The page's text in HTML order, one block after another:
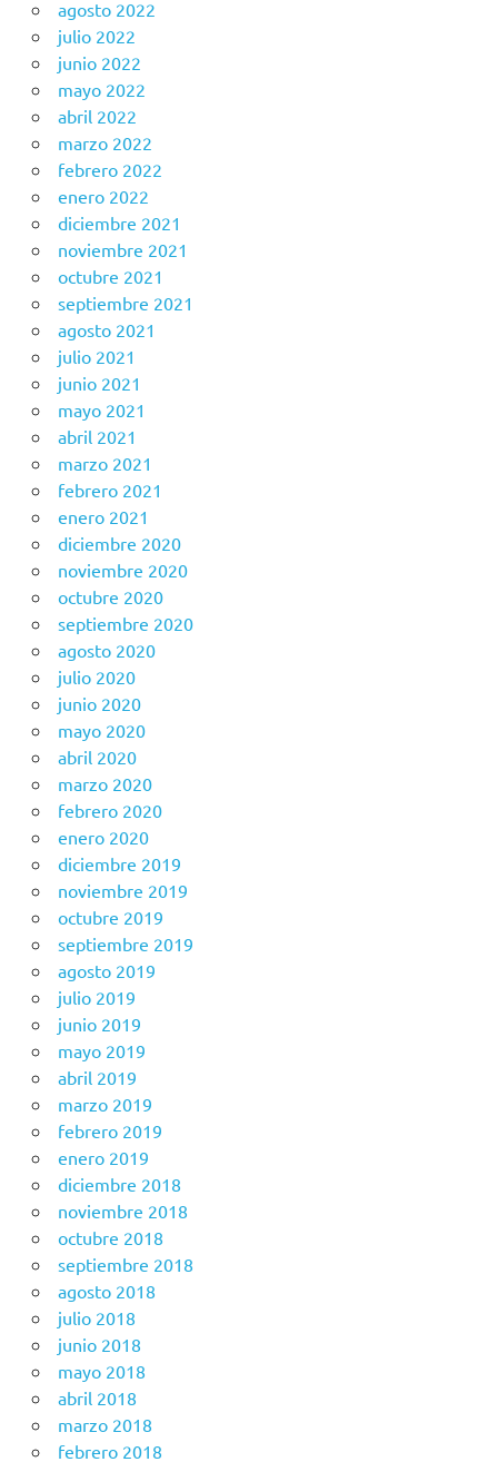
agosto 2022
julio 2022
junio 2022
mayo 2022
abril 2022
marzo 2022
febrero 2022
enero 2022
diciembre 2021
noviembre 2021
octubre 2021
septiembre 2021
agosto 2021
julio 2021
junio 2021
mayo 2021
abril 2021
marzo 2021
febrero 2021
enero 2021
diciembre 2020
noviembre 2020
octubre 2020
septiembre 2020
agosto 2020
julio 2020
junio 2020
mayo 2020
abril 2020
marzo 2020
febrero 2020
enero 2020
diciembre 2019
noviembre 2019
octubre 2019
septiembre 2019
agosto 2019
julio 2019
junio 2019
mayo 2019
abril 2019
marzo 2019
febrero 2019
enero 2019
diciembre 2018
noviembre 2018
octubre 2018
septiembre 2018
agosto 2018
julio 2018
junio 2018
mayo 2018
abril 2018
marzo 2018
febrero 2018